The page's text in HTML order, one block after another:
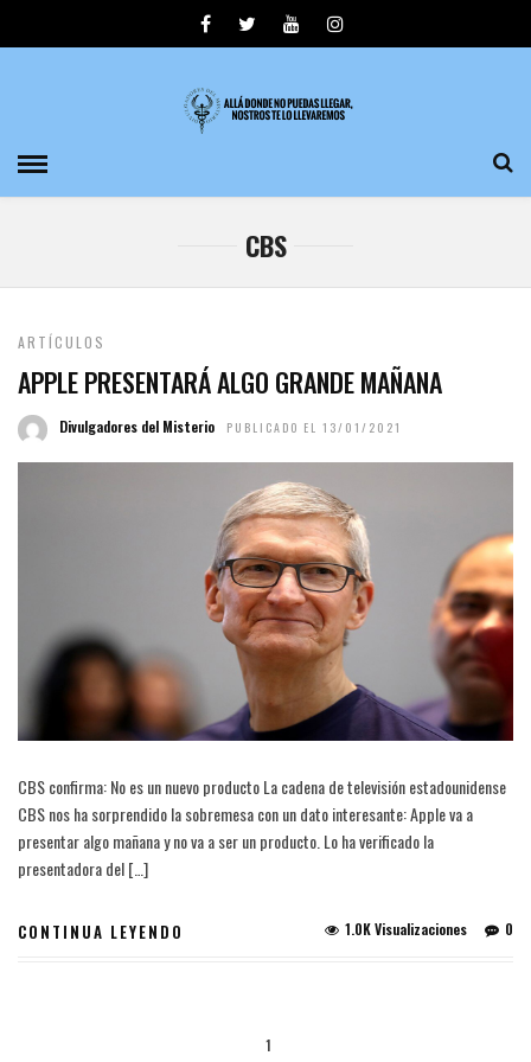
CBS
ARTÍCULOS
APPLE PRESENTARÁ ALGO GRANDE MAÑANA
Divulgadores del Misterio PUBLICADO EL 13/01/2021
CBS confirma: No es un nuevo producto La cadena de televisión estadounidense
CBS nos ha sorprendido la sobremesa con un dato interesante: Apple va a
presentar algo mañana y no va a ser un producto. Lo ha verificado la
presentadora del […]
CONTINUA LEYENDO 0
1.0K Visualizaciones
1